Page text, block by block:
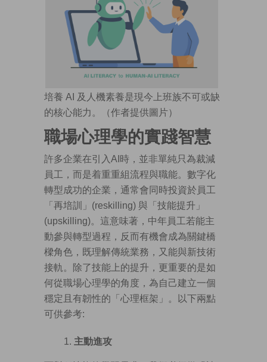
培養 AI 及人機素養是現今上班族不可或缺
的核心能力。（作者提供圖片）
職場心理學的實踐智慧
許多企業在引入AI時，並非單純只為裁減
員工，而是着重重組流程與職能。數字化
轉型成功的企業，通常會同時投資於員工
「再培訓」(reskilling) 與「技能提升」
(upskilling)。這意味著，中年員工若能主
動參與轉型過程，反而有機會成為關鍵橋
樑角色，既理解傳統業務，又能與新技術
接軌。除了技能上的提升，更重要的是如
何從職場心理學的角度，為自己建立一個
穩定且有韌性的「心理框架」。以下兩點
可供參考:
主動進攻